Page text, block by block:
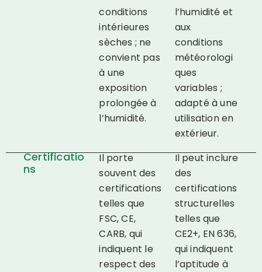
conditions
intérieures
sèches ; ne
convient pas
à une
exposition
prolongée à
l’humidité.
l’humidité et
aux
conditions
météorologi
ques
variables ;
adapté à une
utilisation en
extérieur.
Certificatio
ns
Il porte
souvent des
certifications
telles que
FSC, CE,
CARB, qui
indiquent le
respect des
Il peut inclure
des
certifications
structurelles
telles que
CE2+, EN 636,
qui indiquent
l’aptitude à